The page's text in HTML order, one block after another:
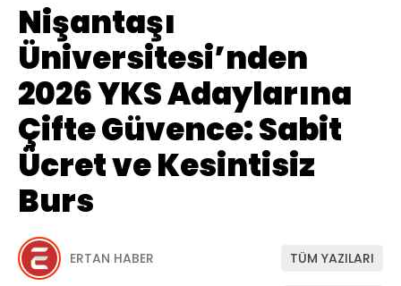
Nişantaşı
Üniversitesi’nden
2026 YKS Adaylarına
Çifte Güvence: Sabit
Ücret ve Kesintisiz
Burs
ERTAN HABER TÜM YAZILARI